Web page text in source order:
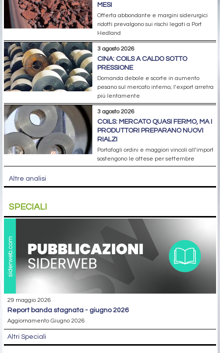
MESI
Offerta abbondante e margini siderurgici
ridotti prevalgono sui rischi legati a Port
Hedland
3 agosto 2026
CINA: COILS A CALDO SOTTO
PRESSIONE
Domanda debole e scorte in aumento
pesano sul mercato interno; l’export arretra
più lentamente
3 agosto 2026
COILS: MERCATO QUASI FERMO, MA I
PRODUTTORI PREPARANO NUOVI
RIALZI
Portafogli ordini e maggiori vincoli all’import
sostengono le attese per settembre
Altre analisi
SPECIALI
29 maggio 2026
report banda stagnata - giugno 2026
Aggiornamento Giugno 2026
Altri Speciali